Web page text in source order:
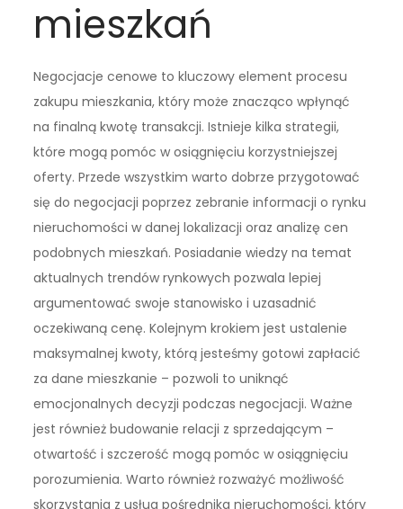
mieszkań
Negocjacje cenowe to kluczowy element procesu
zakupu mieszkania, który może znacząco wpłynąć
na finalną kwotę transakcji. Istnieje kilka strategii,
które mogą pomóc w osiągnięciu korzystniejszej
oferty. Przede wszystkim warto dobrze przygotować
się do negocjacji poprzez zebranie informacji o rynku
nieruchomości w danej lokalizacji oraz analizę cen
podobnych mieszkań. Posiadanie wiedzy na temat
aktualnych trendów rynkowych pozwala lepiej
argumentować swoje stanowisko i uzasadnić
oczekiwaną cenę. Kolejnym krokiem jest ustalenie
maksymalnej kwoty, którą jesteśmy gotowi zapłacić
za dane mieszkanie – pozwoli to uniknąć
emocjonalnych decyzji podczas negocjacji. Ważne
jest również budowanie relacji z sprzedającym –
otwartość i szczerość mogą pomóc w osiągnięciu
porozumienia. Warto również rozważyć możliwość
skorzystania z usług pośrednika nieruchomości, który